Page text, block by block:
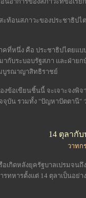
ท้อนสภาวะของประชาธิป
ที่หนึ่ง คือ ประชาธิปไตยแบ
กับระบอบรัฐสภา และฝ่าย
บูรณาญาสิทธิราชย์
งข้อเขียนชิ้นนี้ จะเจาะจง
บัน รวมทั้ง "ปัญหาปัตตานี"
14 ตุลากั
วาทก
เกิดหลังยุครัฐบาลเปรมจน
รทหารตั้งแต่ 14 ตุลาเป็นอย่